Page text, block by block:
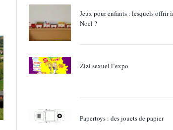
Jeux pour enfants : lesquels offrir à
Noël ?
Zizi sexuel l’expo
Papertoys : des jouets de papier